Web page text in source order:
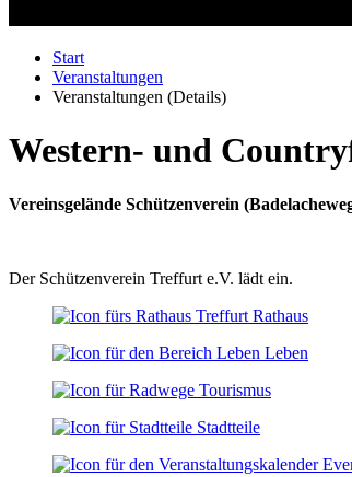
Start
Veranstaltungen
Veranstaltungen (Details)
Western- und
Vereinsgelände Schützenverein (
Der Schützenverein Treffurt e.V. lädt ein.
Rathaus
Leben
Tourismus
Stadtteile